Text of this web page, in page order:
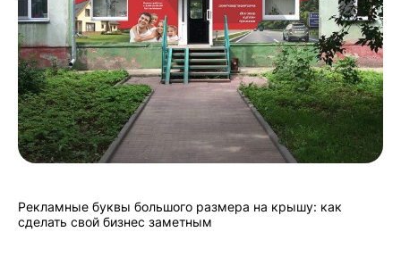
Рекламные буквы большого размера на крышу: как
сделать свой бизнес заметным